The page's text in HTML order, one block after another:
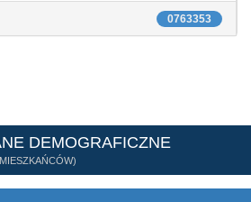
0763353
DEMOGRAFICZNE